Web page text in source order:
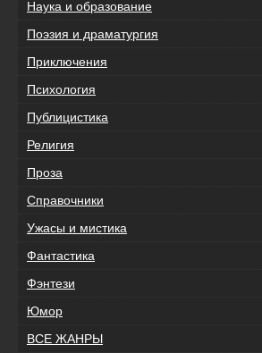
Наука и образование
Поэзия и драматургия
Приключения
Психология
Публицистика
Религия
Проза
Справочники
Ужасы и мистика
Фантастика
Фэнтези
Юмор
ВСЕ ЖАНРЫ